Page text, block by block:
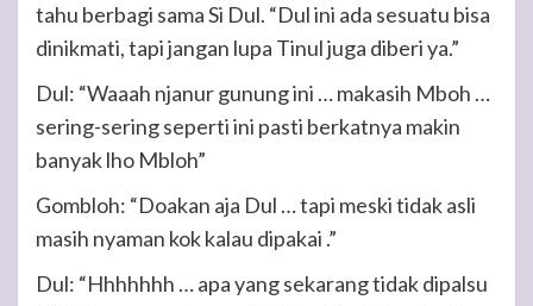
tahu berbagi sama Si Dul. “Dul ini ada sesuatu bisa
dinikmati, tapi jangan lupa Tinul juga diberi ya.”
Dul: “Waaah njanur gunung ini … makasih Mboh …
sering-sering seperti ini pasti berkatnya makin
banyak lho Mbloh”
Gombloh: “Doakan aja Dul … tapi meski tidak asli
masih nyaman kok kalau dipakai .”
Dul: “Hhhhhhh … apa yang sekarang tidak dipalsu